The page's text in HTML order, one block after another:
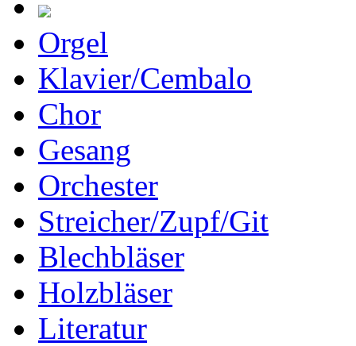
Orgel
Klavier/Cembalo
Chor
Gesang
Orchester
Streicher/Zupf/Git
Blechbläser
Holzbläser
Literatur